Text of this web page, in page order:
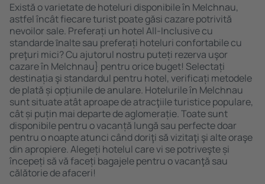
Există o varietate de hoteluri disponibile în Melchnau,
astfel încât fiecare turist poate găsi cazare potrivită
nevoilor sale. Preferați un hotel All-Inclusive cu
standarde ȋnalte sau preferați hoteluri confortabile cu
preţuri mici? Cu ajutorul nostru puteți rezerva uşor
cazare în Melchnau} pentru orice buget! Selectați
destinația şi standardul pentru hotel, verificați metodele
de plată și opțiunile de anulare. Hotelurile în Melchnau
sunt situate atât aproape de atracţiile turistice populare,
cât și puțin mai departe de aglomerație. Toate sunt
disponibile pentru o vacanță lungă sau perfecte doar
pentru o noapte atunci când doriţi să vizitaţi şi alte oraşe
din apropiere. Alegeți hotelul care vi se potriveşte și
începeți să vă faceți bagajele pentru o vacanţă sau
călătorie de afaceri!